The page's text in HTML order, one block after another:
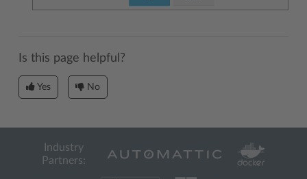
Is this page helpful?
Yes No
Industry
Partners: